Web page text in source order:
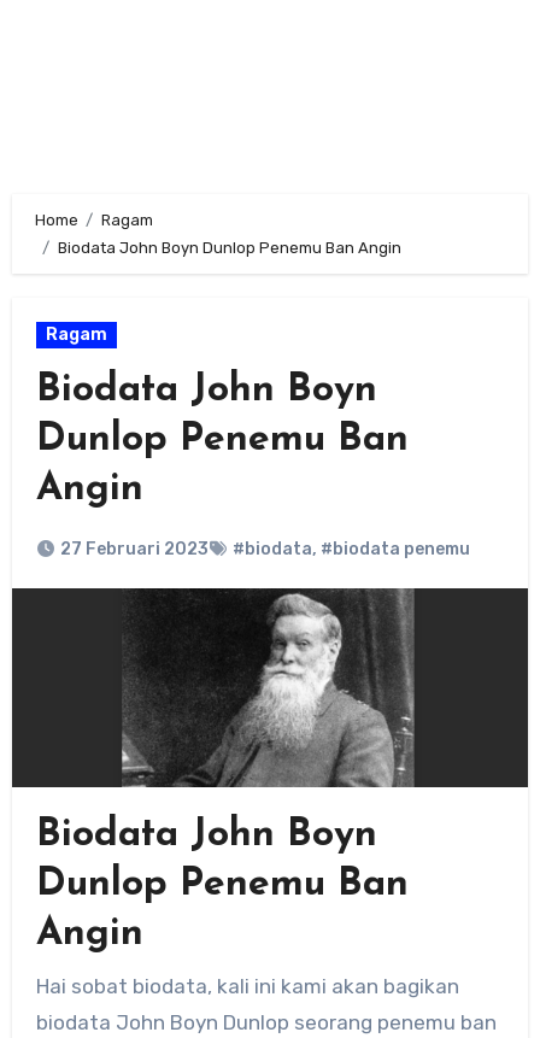
Home
Ragam
Biodata John Boyn Dunlop Penemu Ban Angin
Ragam
Biodata John Boyn
Dunlop Penemu Ban
Angin
27 Februari 2023 #biodata, #biodata penemu
Biodata John Boyn
Dunlop Penemu Ban
Angin
Hai sobat biodata, kali ini kami akan bagikan
biodata John Boyn Dunlop seorang penemu ban